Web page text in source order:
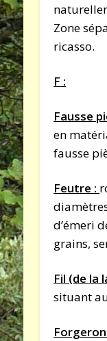
Zone
ricasso.
F :
Fausse
en
fausse
Feutre :
d’émeri
grains,
Fil (de la
situant